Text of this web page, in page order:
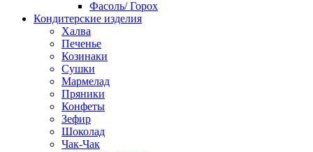
Фасоль/ Горох
Кондитерские изделия
Халва
Печенье
Козинаки
Сушки
Мармелад
Пряники
Конфеты
Зефир
Шоколад
Чак-Чак